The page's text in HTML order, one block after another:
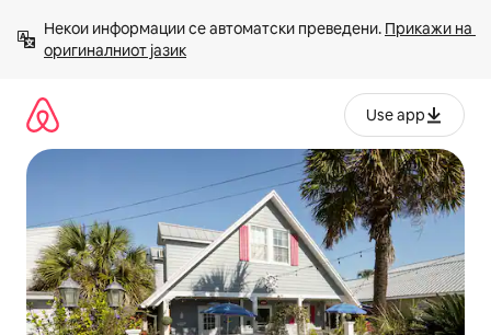
содржина
Некои информации се автоматски преведени. Прикажи на
оригиналниот јазик
Use app